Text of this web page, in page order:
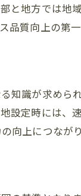
把握が重要
える実務要点
更時の対応策
と地方では地
品質向上の第
知識が求めら
設定時には、
向上につなが